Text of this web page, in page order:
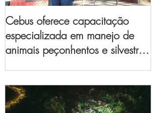
Cebus oferece capacitação
especializada em manejo de
animais peçonhentos e silvestres